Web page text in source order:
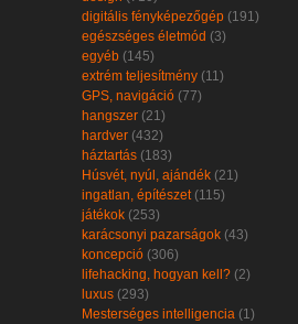
digitális fényképezőgép (191)
egészséges életmód (3)
egyéb (145)
extrém teljesítmény (11)
GPS, navigáció (77)
hangszer (21)
hardver (432)
háztartás (183)
Húsvét, nyúl, ajándék (21)
ingatlan, építészet (115)
játékok (253)
karácsonyi pazarságok (43)
koncepció (306)
lifehacking, hogyan kell? (2)
luxus (293)
Mesterséges intelligencia (1)